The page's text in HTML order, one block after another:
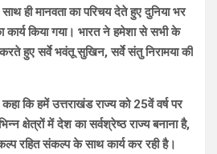
साथ ही मानवता का परिचय देते हुए दुनिया भर
कार्य किया गया। भारत ने हमेशा से सभी के
हुए सर्वे भवंतू सुखिन, सर्वे संतु निरामया की
कि हमें उत्तराखंड राज्य को 25वें वर्ष पर
क्षेत्रों में देश का सर्वश्रेष्ठ राज्य बनाना है,
रहित संकल्प के साथ कार्य कर रही है।